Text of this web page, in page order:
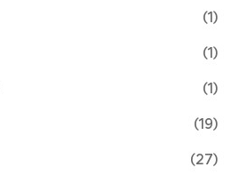
(1)
(1)
(1)
(19)
(27)